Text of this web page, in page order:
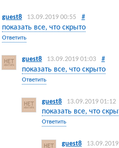
guest8 13.09.2019 00:55 #
показать все, что скрыто
Ответить
guest8 13.09.2019 01:03 #
показать все, что скрыто
Ответить
guest8 13.09.2019 01:12
показать все, что
Ответить
guest8